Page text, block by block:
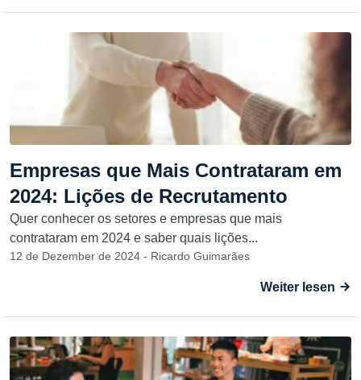
Empresas que Mais Contrataram em
2024: Lições de Recrutamento
Quer conhecer os setores e empresas que mais
contrataram em 2024 e saber quais lições...
12 de Dezember de 2024 - Ricardo Guimarães
Weiter lesen